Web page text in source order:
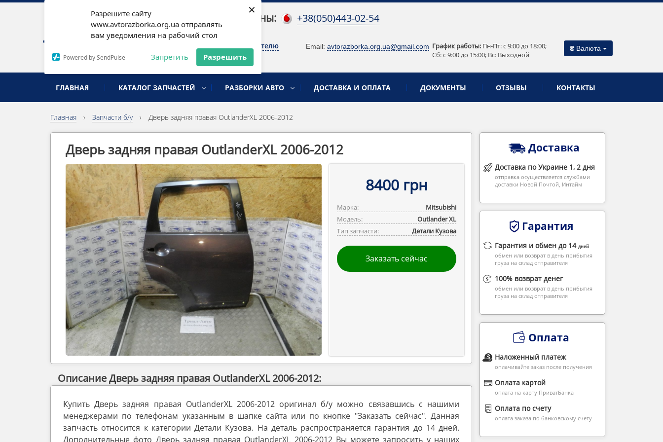
Разрешите сайту
www.avtorazborka.org.ua отправлять
вам уведомления на рабочий стол
Powered by SendPulse Запретить Разрешить
×
разборка иномарок
Наши телефоны: +38(050)443-02-54
Письмо руководителю Email: avtorazborka.org.ua@gmail.com График работы: Пн-Пт: c 9:00 до 18:00;
Сб: c 9:00 до 15:00; Вс: Выходной
₴ Валюта
ГЛАВНАЯ КАТАЛОГ ЗАПЧАСТЕЙ РАЗБОРКИ АВТО ДОСТАВКА И ОПЛАТА ДОКУМЕНТЫ ОТЗЫВЫ КОНТАКТЫ
Главная › Запчасти б/у › Дверь задняя правая OutlanderXL 2006-2012
Дверь задняя правая OutlanderXL 2006-2012
8400 грн
Марка:
Mitsubishi
Модель:
Outlander ‎XL
Тип запчасти:
Детали Кузова
Заказать сейчас
Описание Дверь задняя правая OutlanderXL 2006-2012:
Купить Дверь задняя правая OutlanderXL 2006-2012 оригинал б/у можно связавшись с нашими
менеджерами по телефонам указанным в шапке сайта или по кнопке "Заказать сейчас". Данная
запчасть относится к категории Детали Кузова. На деталь распространяется гарантия до 14 дней.
Дополнительные фото Дверь задняя правая OutlanderXL 2006-2012 Вы можете запросить у наших
Доставка
Доставка по Украине 1, 2 дня
отправка осуществляется службами
доставки Новой Почтой, Интайм
Гарантия
Гарантия и обмен до 14 дней
обмен или возврат в день прибытия
груза на склад отправителя
100% возврат денег
обмен или возврат в день прибытия
груза на склад отправителя
Оплата
Наложенный платеж
оплачивайте заказ после получения
Оплата картой
оплата на карту ПриватБанка
Оплата по счету
оплата заказа по банковскому счету